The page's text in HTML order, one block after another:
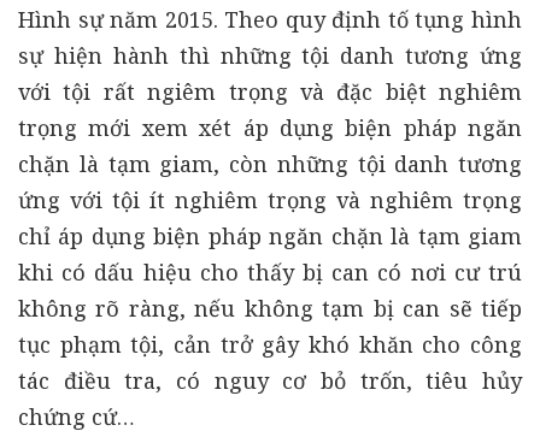
Hình sự năm 2015. Theo quy định tố tụng hình
sự hiện hành thì những tội danh tương ứng
với tội rất ngiêm trọng và đặc biệt nghiêm
trọng mới xem xét áp dụng biện pháp ngăn
chặn là tạm giam, còn những tội danh tương
ứng với tội ít nghiêm trọng và nghiêm trọng
chỉ áp dụng biện pháp ngăn chặn là tạm giam
khi có dấu hiệu cho thấy bị can có nơi cư trú
không rõ ràng, nếu không tạm bị can sẽ tiếp
tục phạm tội, cản trở gây khó khăn cho công
tác điều tra, có nguy cơ bỏ trốn, tiêu hủy
chứng cứ…